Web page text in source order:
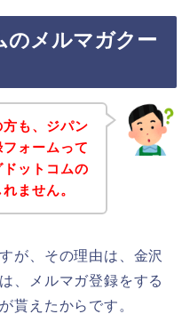
のメルマガクー
も、ジパン
ォームって
ットコムの
ません。
が、その理由は、金沢
、メルマガ登録をする
貰えたからです。